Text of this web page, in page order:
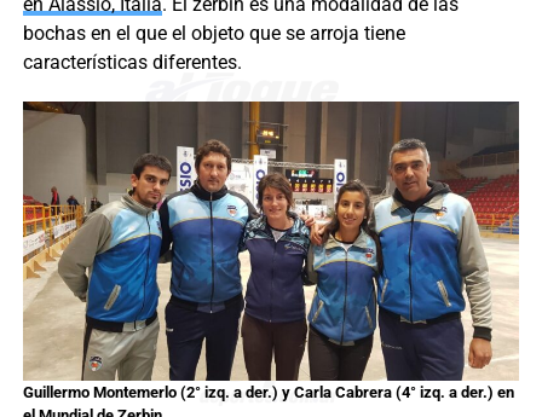
bochas en el que el objeto que se arroja tiene
características diferentes.
Guillermo Montemerlo (2° izq. a der.) y Carla Cabrera (4° izq. a der.) en